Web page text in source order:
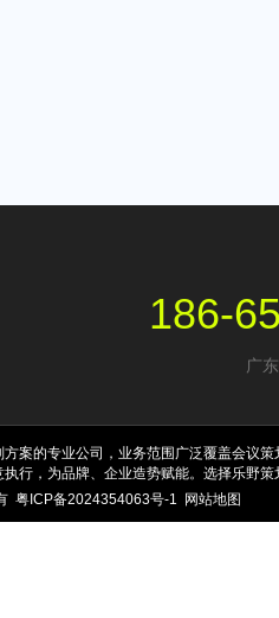
186-
广
案的专业公司，业务范围广泛覆盖会议
行，为品牌、企业造势赋能。选择乐野
粤ICP备2024354063号-1 网站地图